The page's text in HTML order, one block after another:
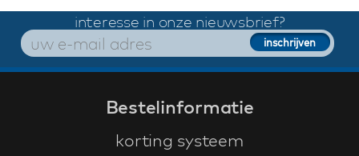
interesse in onze nieuwsbrief?
Bestelinformatie
korting systeem